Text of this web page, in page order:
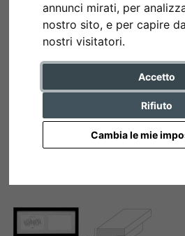
annunci mirati, per
nostro sito, e per capire
nostri visitatori.
Accetto
Rifiuto
Cambia le mie
Indietro